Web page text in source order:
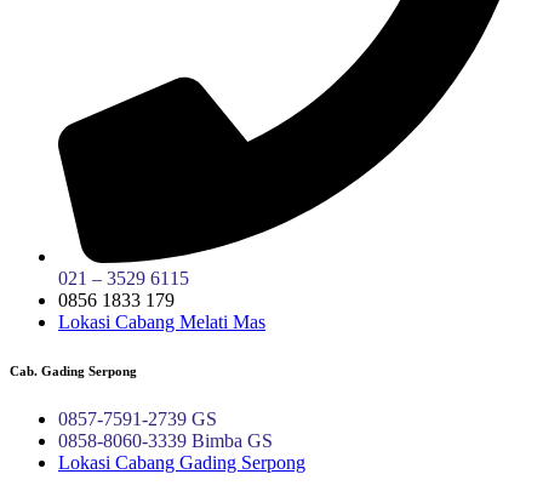
021 – 3529 6115
0856 1833 179
Lokasi Cabang Melati Mas
Cab. Gading Serpong
0857-7591-2739 GS
0858-8060-3339 Bimba GS
Lokasi Cabang Gading Serpong